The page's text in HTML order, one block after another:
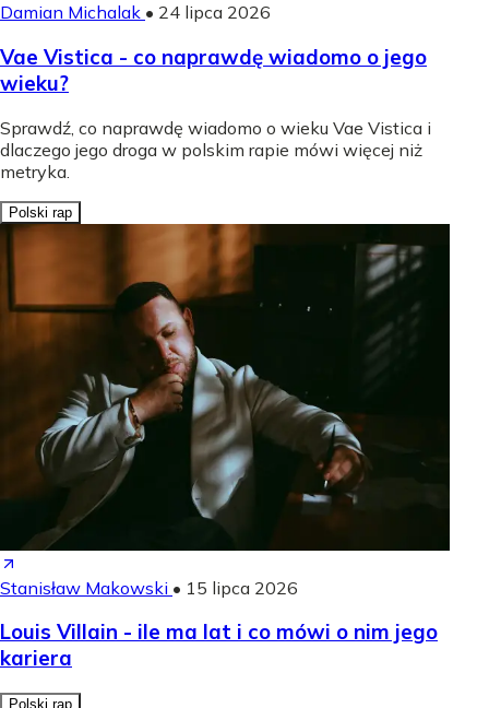
Damian Michalak • 24 lipca 2026
Vae Vistica - co naprawdę wiadomo o jego
wieku?
Sprawdź, co naprawdę wiadomo o wieku Vae Vistica i
dlaczego jego droga w polskim rapie mówi więcej niż
metryka.
Polski rap
Stanisław Makowski • 15 lipca 2026
Louis Villain - ile ma lat i co mówi o nim jego
kariera
Polski rap